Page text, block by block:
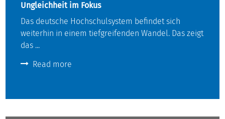
Ungleichheit im Fokus
Das deutsche Hochschulsystem befindet sich
weiterhin in einem tiefgreifenden Wandel. Das zeigt
das ...
Read more